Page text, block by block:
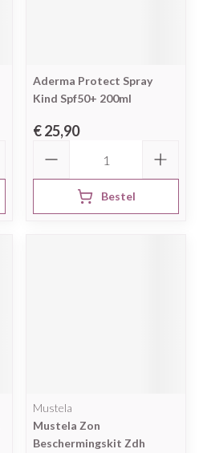
Aderma Protect Spray
Kind Spf50+ 200ml
€ 25,90
Bestel
Mustela
Mustela Zon
Beschermingskit Zdh